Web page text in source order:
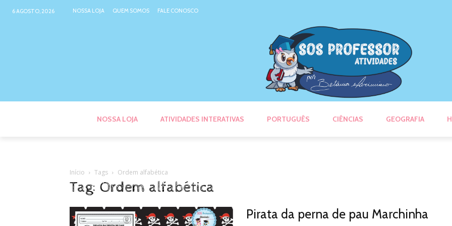
6 AGOSTO, 2026 NOSSA LOJA QUEM SOMOS FALE CONOSCO
NOSSA LOJA ATIVIDADES INTERATIVAS PORTUGUÊS CIÊNCIAS GEOGRAFIA
Início Tags Ordem alfabética
Tag: Ordem alfabética
Pirata da perna de pau Marchinha